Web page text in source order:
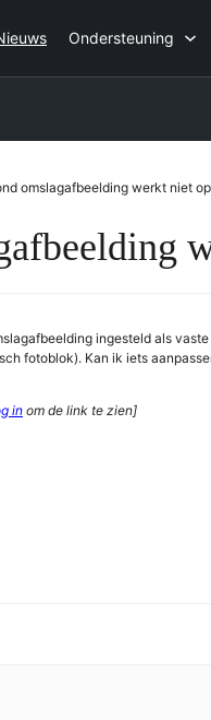
Ondersteuning
omslagafbeelding werkt niet
ingesteld als
fotoblok). Kan ik iets
inom de link te zien]